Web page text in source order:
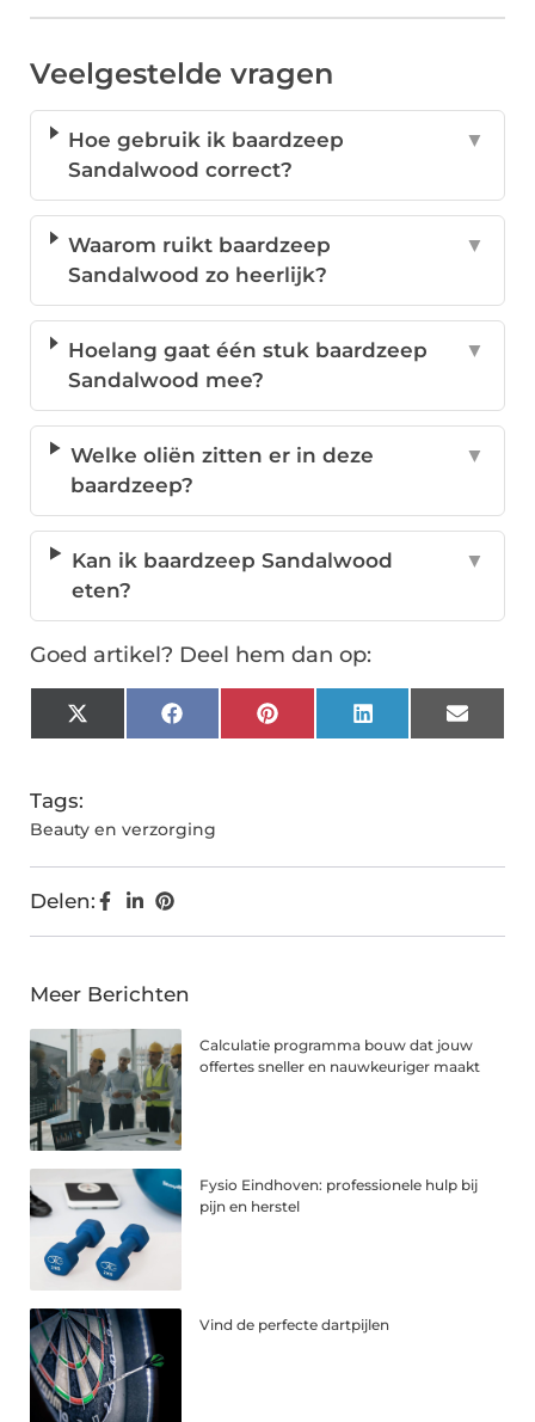
Veelgestelde vragen
Hoe gebruik ik baardzeep
Sandalwood correct?
▼
Waarom ruikt baardzeep
Sandalwood zo heerlijk?
▼
Hoelang gaat één stuk baardzeep
Sandalwood mee?
▼
Welke oliën zitten er in deze
baardzeep?
▼
Kan ik baardzeep Sandalwood
eten?
▼
Goed artikel? Deel hem dan op:
X
(Twitter)
FacebookPinterestLinkedInEmail
Tags:
Beauty en verzorging
Delen:
Meer Berichten
Calculatie programma bouw dat jouw
offertes sneller en nauwkeuriger maakt
Fysio Eindhoven: professionele hulp bij
pijn en herstel
Vind de perfecte dartpijlen